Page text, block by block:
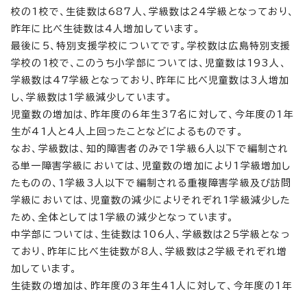
校の1校で、生徒数は687人、学級数は24学級となっており、
昨年に比べ生徒数は4人増加しています。
最後に5、特別支援学校についてです。学校数は広島特別支援
学校の1校で、このうち小学部については、児童数は193人、
学級数は47学級となっており、昨年に比べ児童数は3人増加
し、学級数は1学級減少しています。
児童数の増加は、昨年度の6年生37名に対して、今年度の1年
生が41人と4人上回ったことなどによるものです。
なお、学級数は、知的障害者のみで1学級6人以下で編制され
る単一障害学級においては、児童数の増加により1学級増加し
たものの、1学級3人以下で編制される重複障害学級及び訪問
学級においては、児童数の減少によりそれぞれ1学級減少した
ため、全体としては1学級の減少となっています。
中学部については、生徒数は106人、学級数は25学級となっ
ており、昨年に比べ生徒数が8人、学級数は2学級それぞれ増
加しています。
生徒数の増加は、昨年度の3年生41人に対して、今年度の1年